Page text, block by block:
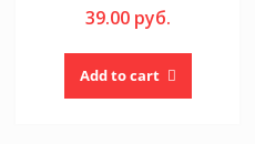
39.00 руб.
Add to cart